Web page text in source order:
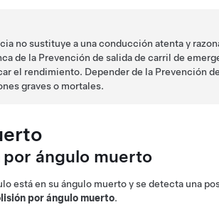
no sustituye a una conducción atenta y
de la Prevención de salida de carril de
el rendimiento. Depender de la Prevención
graves o mortales.
ángulo muerto
está en su ángulo muerto y se detecta una
por ángulo muerto.